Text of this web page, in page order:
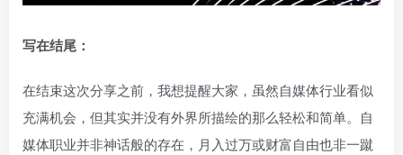
写在结尾：
在结束这次分享之前，我想提醒大家，虽然自媒体行业看似
充满机会，但其实并没有外界所描绘的那么轻松和简单。自
媒体职业并非神话般的存在，月入过万或财富自由也非一蹴